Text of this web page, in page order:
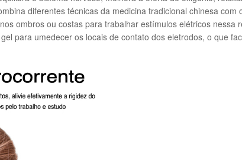
diferentes técnicas da medicina tradicional chinesa
ombros ou costas para trabalhar estímulos elétricos
para umedecer os locais de contato dos eletrodos, o que